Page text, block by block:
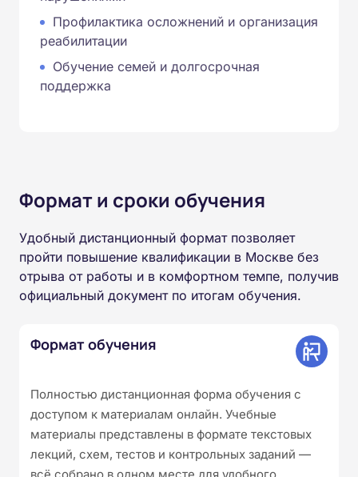
Профилактика осложнений и организация
реабилитации
Обучение семей и долгосрочная
поддержка
Формат и сроки обучения
Удобный дистанционный формат позволяет
пройти повышение квалификации в Москве без
отрыва от работы и в комфортном темпе, получив
официальный документ по итогам обучения.
Формат обучения
Полностью дистанционная форма обучения с
доступом к материалам онлайн. Учебные
материалы представлены в формате текстовых
лекций, схем, тестов и контрольных заданий —
всё собрано в одном месте для удобного